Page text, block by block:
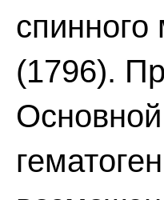
(1796).